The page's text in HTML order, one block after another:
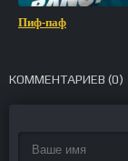
Пиф-паф
КОММЕНТАРИЕВ (0)